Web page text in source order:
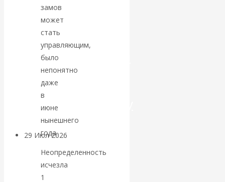
Искусственный
интеллект —
революционный
переход к
посткапитализму
29 Июл 2026
финансовая олигархия
замов
может
стать
управляющим,
было
непонятно
даже
в
июне
нынешнего
года.
Неопределенность
исчезла
1